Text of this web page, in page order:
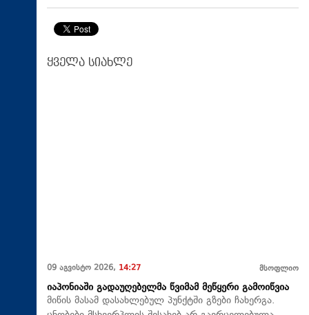
ყველა სიახლე
09 აგვისტო 2026, 14:27 მსოფლიო
იაპონიაში გადაუღებელმა წვიმამ მეწყერი გამოიწვია
მიწის მასამ დასახლებულ პუნქტში გზები ჩახერგა.